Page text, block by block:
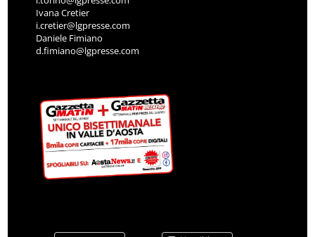
Ivana Cretier
i.cretier@lgpresse.com
Daniele Fimiano
d.fimiano@lgpresse.com